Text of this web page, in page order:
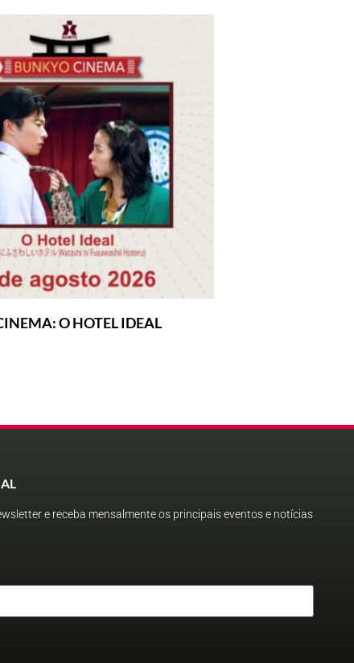
O HOTEL IDEAL
e receba mensalmente os principais eventos e notícias